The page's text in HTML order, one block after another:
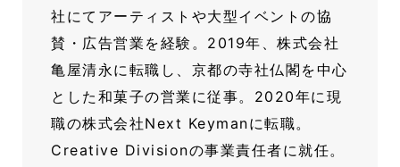
社にてアーティストや大型イベントの協
賛・広告営業を経験。2019年、株式会社
亀屋清永に転職し、京都の寺社仏閣を中心
とした和菓子の営業に従事。2020年に現
職の株式会社Next Keymanに転職。
Creative Divisionの事業責任者に就任。